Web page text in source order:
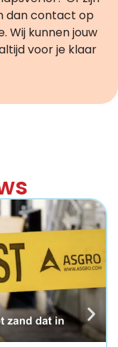
dan contact op
Wij kunnen jouw
voor je klaar